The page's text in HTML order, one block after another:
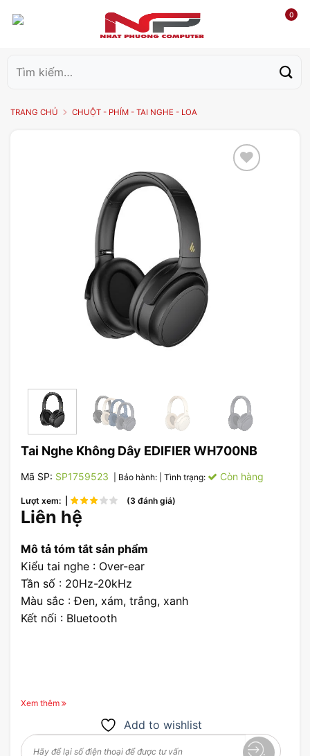
0
kiếm:
TRANG CHỦ CHUỘT - PHÍM - TAI NGHE - LOA
Tai Nghe Không Dây EDIFIER WH700NB
Mã SP: SP1759523 | Bảo hành: | Tình trạng: Còn hàng
Lượt xem: | (3 đánh giá)
Liên hệ
Mô tả tóm tắt sản phẩm
Kiểu tai nghe : Over-ear
Tần số : 20Hz-20kHz
Màu sắc : Đen, xám, trắng, xanh
Kết nối : Bluetooth
Xem thêm
Add to wishlist